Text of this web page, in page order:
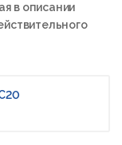
в описании